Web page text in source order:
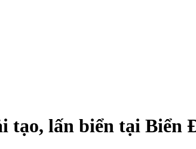
tạo, lấn biển tại Biển